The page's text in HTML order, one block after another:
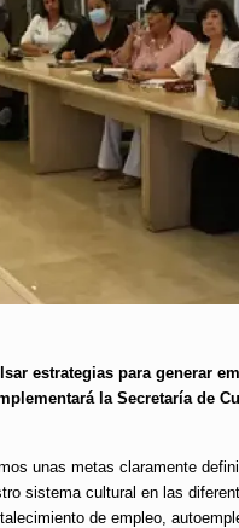
estrategias para generar
la Secretaría de
unas metas claramente
sistema cultural en las
de empleo,